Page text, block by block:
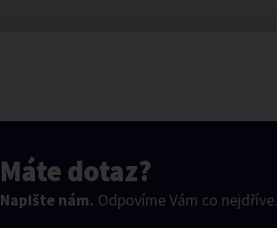
Máte dotaz?
Napište nám. Odpovíme Vám co nejdříve.